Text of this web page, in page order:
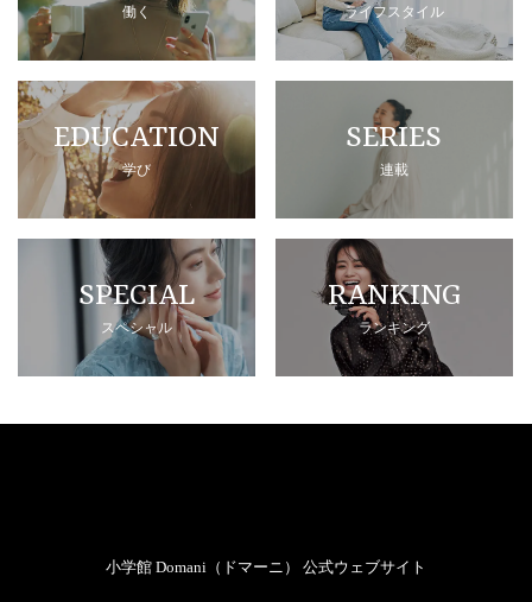
働く ライフスタイル
EDUCATION
学び
SERIES
連載
SPECIAL
スペシャル
RANKING
ランキング
小学館 Domani（ドマーニ） 公式ウェブサイト